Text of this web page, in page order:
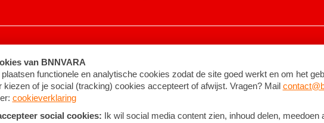
Algemene voorwaarden ©2026BNNVARA